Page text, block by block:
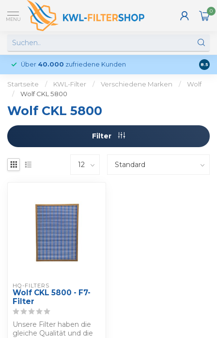
MENU
0
Über 40.000 zufriedene Kunden 8.5
Startseite / KWL-Filter / Verschiedene Marken /
Wolf
/
Wolf CKL 5800
Wolf CKL 5800
Filter
HQ-FILTERS
Wolf CKL 5800 - F7-
Filter
Unsere Filter haben die
gleiche Qualität und die